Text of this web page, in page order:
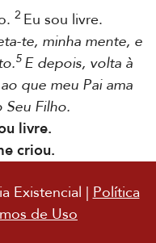
2 Eu sou livre.
te, minha mente, e
5 E depois, volta à
que meu Pai ama
Seu Filho.
livre.
criou.
Existencial |Política
de Uso